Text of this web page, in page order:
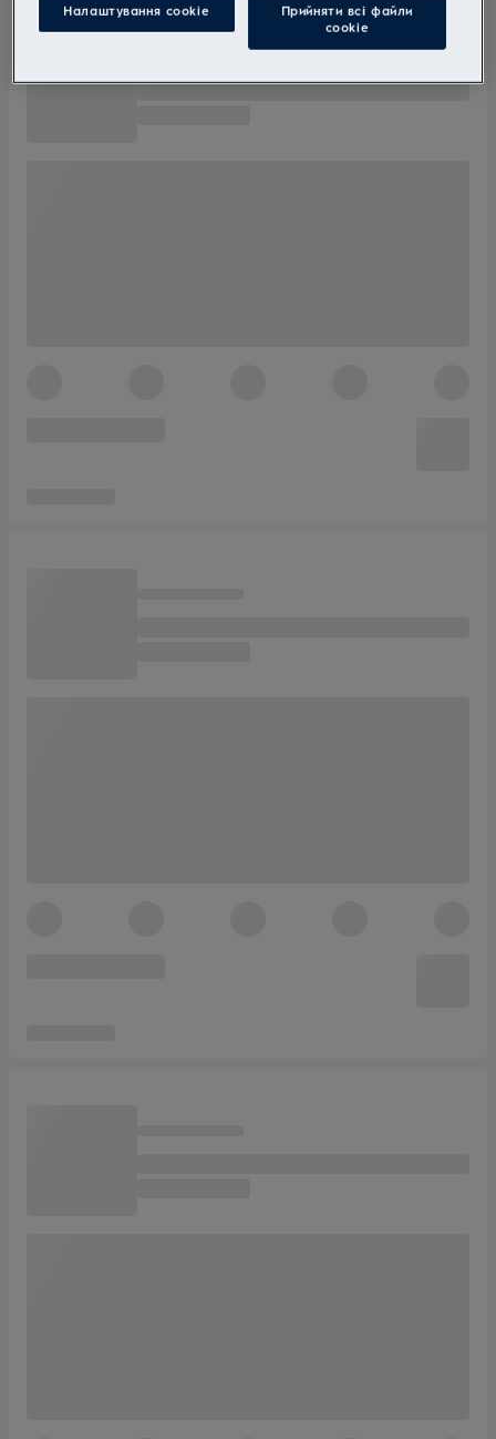
Налаштування cookie
Прийняти всі файли
сookie